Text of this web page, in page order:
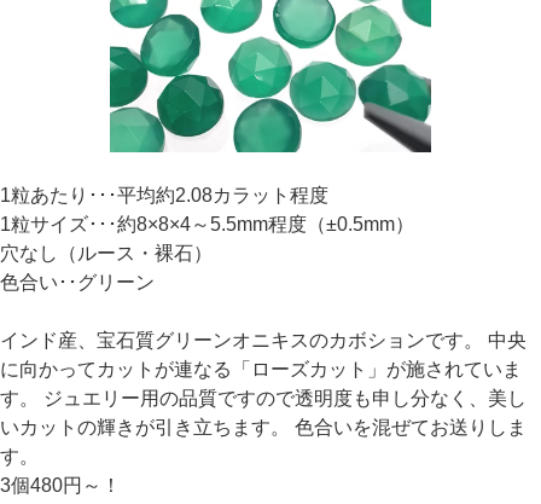
1粒あたり･･･平均約2.08カラット程度
1粒サイズ･･･約8×8×4～5.5mm程度（±0.5mm）
穴なし（ルース・裸石）
色合い･･グリーン
インド産、宝石質グリーンオニキスのカボションです。 中央
に向かってカットが連なる「ローズカット」が施されていま
す。 ジュエリー用の品質ですので透明度も申し分なく、美し
いカットの輝きが引き立ちます。 色合いを混ぜてお送りしま
す。
3個480円～！